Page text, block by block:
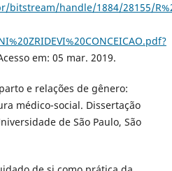
bitstream/handle/1884/28155/
em: 05 mar. 2019.
e relações de gênero:
médico-social. Dissertação
de São Paulo, São